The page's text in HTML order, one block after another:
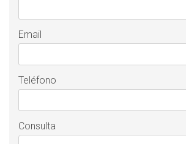
Email
Teléfono
Consulta